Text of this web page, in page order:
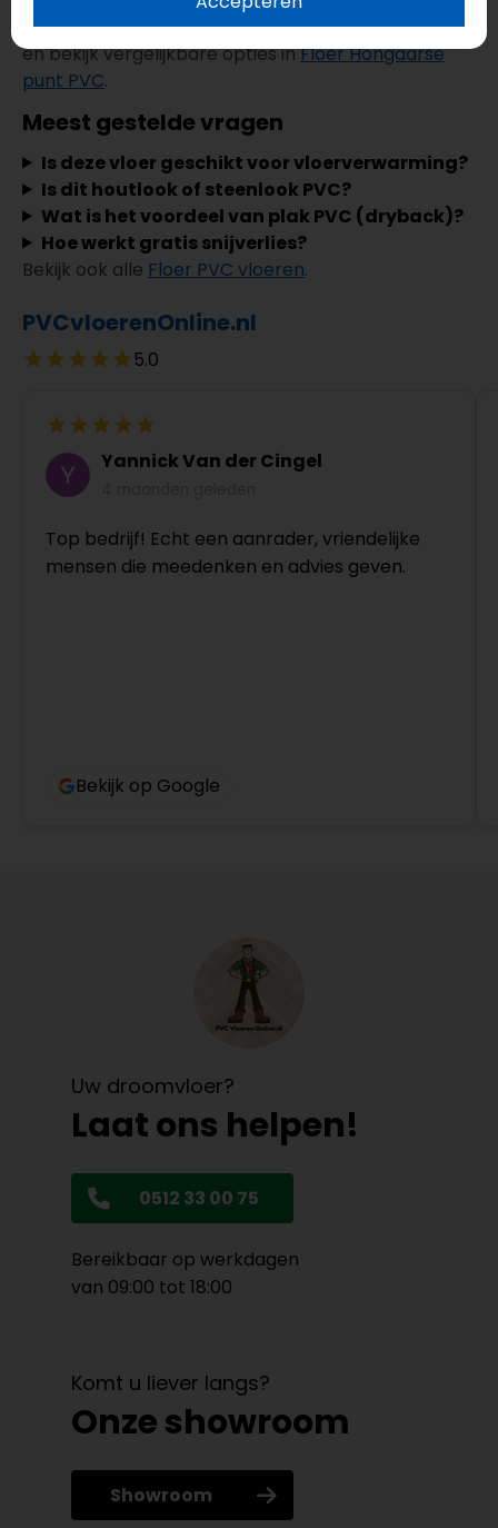
Ontdek de volledige serie viaFloer Hongaarse Punt
en bekijk vergelijkbare opties inFloer Hongaarse
punt PVC.
Meest gestelde vragen
Is deze vloer geschikt voor vloerverwarming?
Is dit houtlook of steenlook PVC?
Wat is het voordeel van plak PVC (dryback)?
Hoe werkt gratis snijverlies?
Bekijk ook alle Floer PVC vloeren.
PVCvloerenOnline.nl
5.0
Yannick Van der Cingel
Top bedrijf! Echt een aanrader, vriendelijke
mensen die meedenken en advies geven.
Bekijk op Google
Uw droomvloer?
Laat ons helpen!
0512 33 00 75
Bereikbaar op werkdagen
van 09:00 tot 18:00
Komt u liever langs?
Onze showroom
Showroom